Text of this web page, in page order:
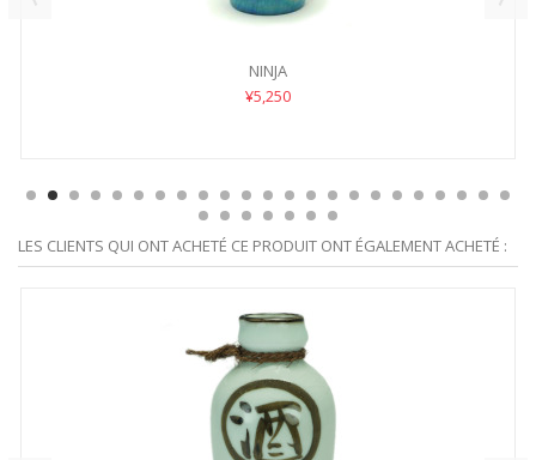
NINJA
¥5,250
LES CLIENTS QUI ONT ACHETÉ CE PRODUIT ONT ÉGALEMENT ACHETÉ :